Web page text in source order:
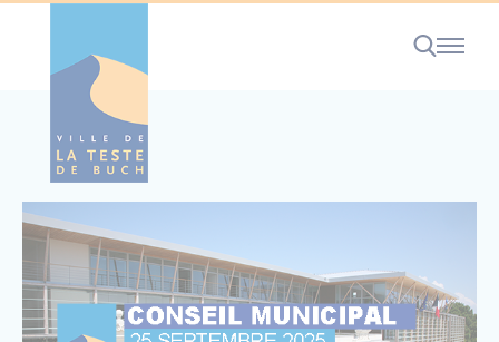
RECHERCHE
Cookies management panel